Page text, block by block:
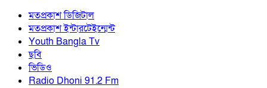
মতপ্রকাশ ডিজিটাল
মতপ্রকাশ ইন্টারটেইন্মেন্ট
Youth Bangla Tv
ছবি
ভিডিও
Radio Dhoni 91.2 Fm